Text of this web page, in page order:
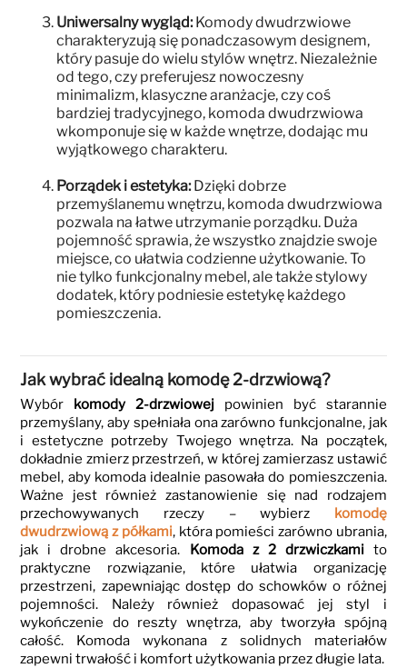
Uniwersalny wygląd:Komody dwudrzwiowe
charakteryzują się ponadczasowym designem,
który pasuje do wielu stylów wnętrz. Niezależnie
od tego, czy preferujesz nowoczesny
minimalizm, klasyczne aranżacje, czy coś
bardziej tradycyjnego, komoda dwudrzwiowa
wkomponuje się w każde wnętrze, dodając mu
wyjątkowego charakteru.
Porządek i estetyka:Dzięki dobrze
przemyślanemu wnętrzu, komoda dwudrzwiowa
pozwala na łatwe utrzymanie porządku. Duża
pojemność sprawia, że wszystko znajdzie swoje
miejsce, co ułatwia codzienne użytkowanie. To
nie tylko funkcjonalny mebel, ale także stylowy
dodatek, który podniesie estetykę każdego
pomieszczenia.
Jak wybrać idealną komodę 2-drzwiową?
Wybór komody 2-drzwiowej powinien być starannie
przemyślany, aby spełniała ona zarówno funkcjonalne, jak
i estetyczne potrzeby Twojego wnętrza. Na początek,
dokładnie zmierz przestrzeń, w której zamierzasz ustawić
mebel, aby komoda idealnie pasowała do pomieszczenia.
Ważne jest również zastanowienie się nad rodzajem
przechowywanych rzeczy – wybierz komodę
dwudrzwiową z półkami, która pomieści zarówno ubrania,
jak i drobne akcesoria. Komoda z 2 drzwiczkami to
praktyczne rozwiązanie, które ułatwia organizację
przestrzeni, zapewniając dostęp do schowków o różnej
pojemności. Należy również dopasować jej styl i
wykończenie do reszty wnętrza, aby tworzyła spójną
całość. Komoda wykonana z solidnych materiałów
zapewni trwałość i komfort użytkowania przez długie lata.